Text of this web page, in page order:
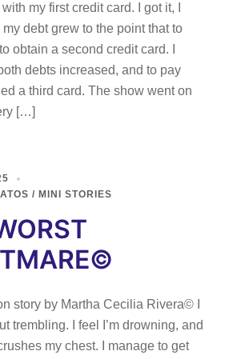
my first credit card. I got it, I
debt grew to the point that to
obtain a second credit card. I
debts increased, and to pay
a third card. The show went on
[…]
/ MINI STORIES
story by Martha Cecilia Rivera© I
trembling. I feel I’m drowning, and
my chest. I manage to get